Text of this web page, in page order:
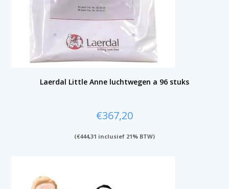
Laerdal Little Anne luchtwegen a 96 stuks
€367,20
(€444,31 inclusief 21% BTW)